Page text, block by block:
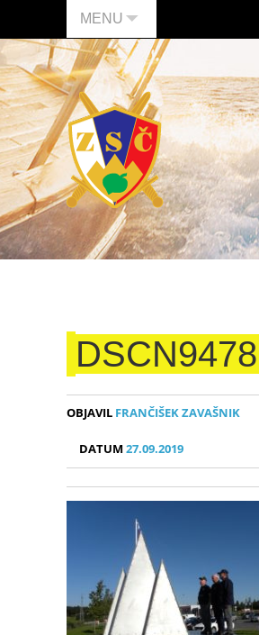
MENU
DSCN9478
OBJAVIL FRANČIŠEK ZAVAŠNIK
DATUM27.09.2019